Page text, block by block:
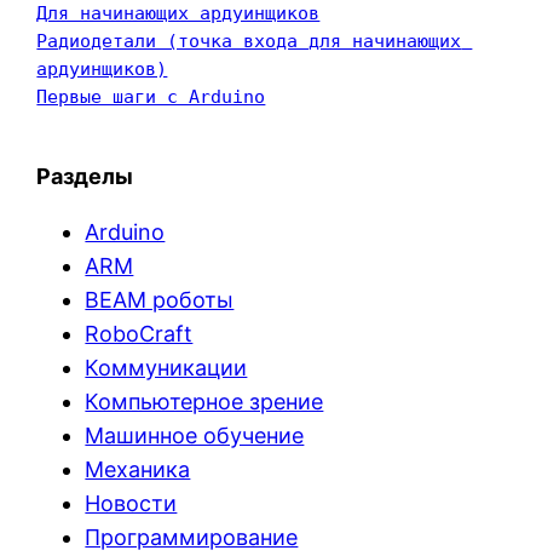
Для начинающих ардуинщиков
Радиодетали (точка входа для начинающих
ардуинщиков)
Первые шаги с Arduino
Разделы
Arduino
ARM
BEAM роботы
RoboCraft
Коммуникации
Компьютерное зрение
Машинное обучение
Механика
Новости
Программирование